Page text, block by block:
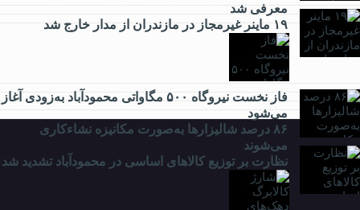
معرفی شد
۱۹ ماینر غیرمجاز در مازندران از مدار خارج شد
فاز نخست نیروگاه ۵۰۰ مگاواتی محمودآباد به‌زودی آغاز
می‌شود
۸۶ درصد شالیزارها به‌صورت مکانیزه نشاءکاری
می‌شوند
نظارت بر توزیع کالا‌های اساسی در محمودآباد تشدید شد
ورزشی